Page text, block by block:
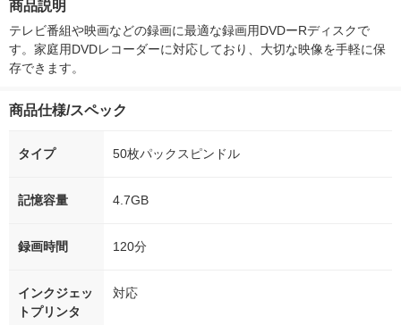
商品説明
テレビ番組や映画などの録画に最適な録画用DVDーRディスクで
す。家庭用DVDレコーダーに対応しており、大切な映像を手軽に保
存できます。
商品仕様/スペック
タイプ 50枚パックスピンドル
記憶容量 4.7GB
録画時間 120分
インクジェッ
トプリンタ
対応